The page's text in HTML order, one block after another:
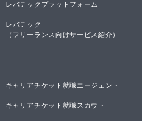
レバテックプラットフォーム
レバテック
（フリーランス向けサービス紹介）
キャリアチケット就職エージェント
キャリアチケット就職スカウト